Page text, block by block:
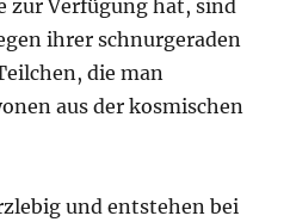
zur Verfügung hat, sind
ihrer schnurgeraden
die man
aus der kosmischen
und entstehen bei